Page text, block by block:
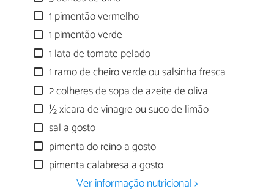
1 pimentão vermelho
1 pimentão verde
1 lata de tomate pelado
1 ramo de cheiro verde ou salsinha fresca
2 colheres de sopa de azeite de oliva
½ xícara de vinagre ou suco de limão
sal a gosto
pimenta do reino a gosto
pimenta calabresa a gosto
Ver informação nutricional >